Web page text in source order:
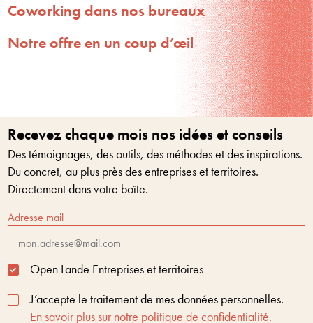
Coworking dans nos bureaux
Notre offre en un coup d’œil
Recevez chaque mois nos idées et conseils
Des témoignages, des outils, des méthodes et des inspirations.
Du concret, au plus près des entreprises et territoires.
Directement dans votre boîte.
Adresse mail
Open Lande Entreprises et territoires
J’accepte le traitement de mes données personnelles.
En savoir plus sur notre politique de confidentialité.